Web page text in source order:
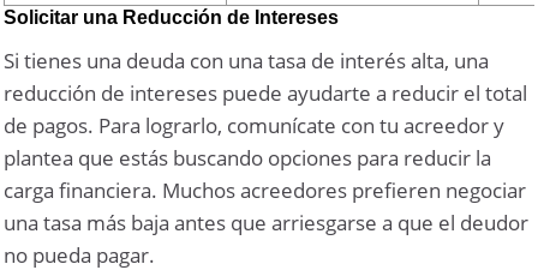
Solicitar una Reducción de Intereses
Si tienes una deuda con una tasa de interés alta, una
reducción de intereses puede ayudarte a reducir el total
de pagos. Para lograrlo, comunícate con tu acreedor y
plantea que estás buscando opciones para reducir la
carga financiera. Muchos acreedores prefieren negociar
una tasa más baja antes que arriesgarse a que el deudor
no pueda pagar.